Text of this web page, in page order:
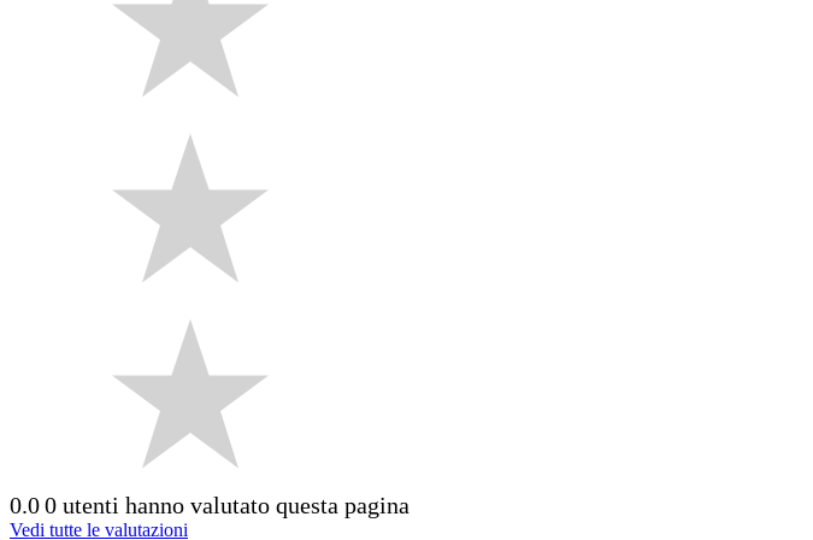
0.00 utenti hanno valutato questa pagina
Vedi tutte le valutazioni